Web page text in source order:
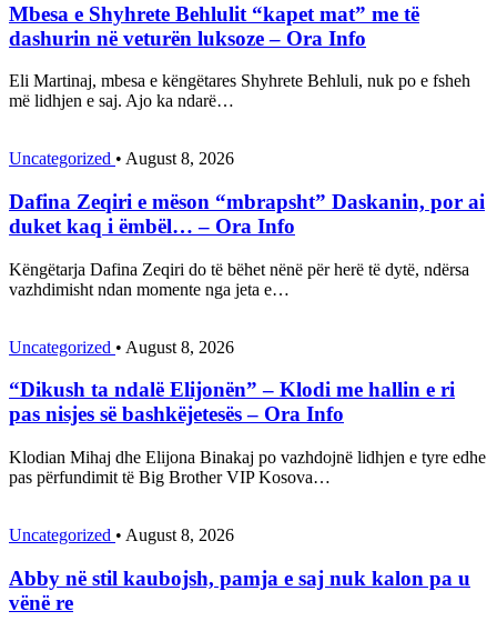
Mbesa e Shyhrete Behlulit “kapet mat” me të
dashurin në veturën luksoze – Ora Info
Eli Martinaj, mbesa e këngëtares Shyhrete Behluli, nuk po e fsheh
më lidhjen e saj. Ajo ka ndarë…
Uncategorized • August 8, 2026
Dafina Zeqiri e mëson “mbrapsht” Daskanin, por ai
duket kaq i ëmbël… – Ora Info
Këngëtarja Dafina Zeqiri do të bëhet nënë për herë të dytë, ndërsa
vazhdimisht ndan momente nga jeta e…
Uncategorized • August 8, 2026
“Dikush ta ndalë Elijonën” – Klodi me hallin e ri
pas nisjes së bashkëjetesës – Ora Info
Klodian Mihaj dhe Elijona Binakaj po vazhdojnë lidhjen e tyre edhe
pas përfundimit të Big Brother VIP Kosova…
Uncategorized • August 8, 2026
Abby në stil kaubojsh, pamja e saj nuk kalon pa u
vënë re